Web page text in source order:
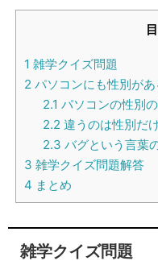
1 雑学クイズ問題
2 パソコンにも性別があ
2.1 パソコンの性別
2.2 違うのは性別だ
2.3 バグという言葉
3 雑学クイズ問題解答
4 まとめ
雑学クイズ問題